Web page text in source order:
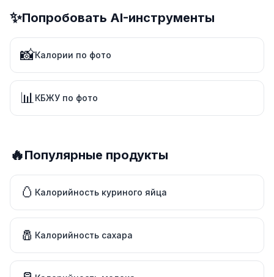
✨Попробовать AI-инструменты
📸Калории по фото
📊КБЖУ по фото
🔥Популярные продукты
🥚 Калорийность куриного яйца
🧂 Калорийность сахара